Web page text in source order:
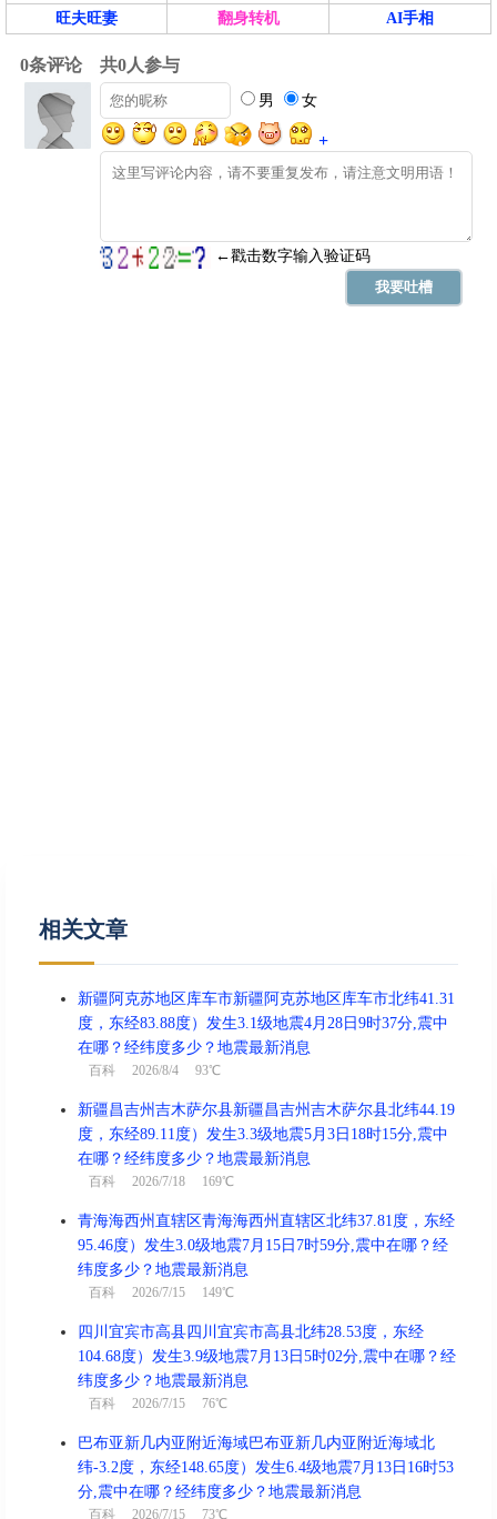
旺夫旺妻
翻身转机 AI手相
相关文章
新疆阿克苏地区库车市新疆阿克苏地区库车市北纬41.31
度，东经83.88度）发生3.1级地震4月28日9时37分,震中
在哪？经纬度多少？地震最新消息
百科 2026/8/4 93℃
新疆昌吉州吉木萨尔县新疆昌吉州吉木萨尔县北纬44.19
度，东经89.11度）发生3.3级地震5月3日18时15分,震中
在哪？经纬度多少？地震最新消息
百科 2026/7/18 169℃
青海海西州直辖区青海海西州直辖区北纬37.81度，东经
95.46度）发生3.0级地震7月15日7时59分,震中在哪？经
纬度多少？地震最新消息
百科 2026/7/15 149℃
四川宜宾市高县四川宜宾市高县北纬28.53度，东经
104.68度）发生3.9级地震7月13日5时02分,震中在哪？经
纬度多少？地震最新消息
百科 2026/7/15 76℃
巴布亚新几内亚附近海域巴布亚新几内亚附近海域北
纬-3.2度，东经148.65度）发生6.4级地震7月13日16时53
分,震中在哪？经纬度多少？地震最新消息
百科 2026/7/15 73℃